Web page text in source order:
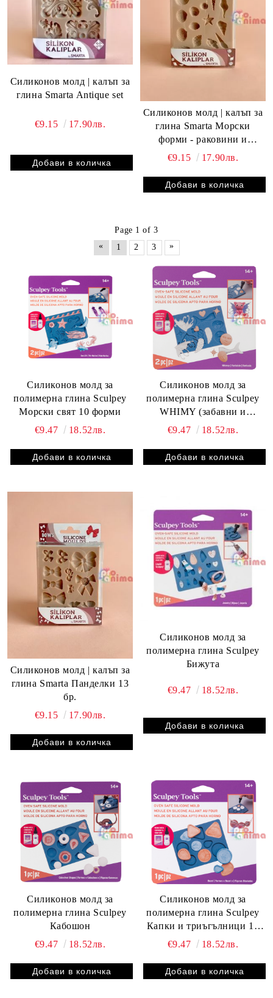
Силиконов молд | калъп за
глина Smarta Antique set
€9.15 17.90лв.
Силиконов молд | калъп за
глина Smarta Морски
форми - раковини и
мидички 17 бр.
€9.15 17.90лв.
Page 1 of 3
«
1 2 3 »
Силиконов молд за
полимерна глина Sculpey
Морски свят 10 форми
€9.47
18.52лв.
Силиконов молд за
полимерна глина Sculpey
WHIMY (забавни и
причудливи форми) 11
€9.47 18.52лв.
Силиконов молд | калъп за
глина Smarta Панделки 13
бр.
€9.15
17.90лв.
Силиконов молд за
полимерна глина Sculpey
Бижута
€9.47 18.52лв.
Силиконов молд за
полимерна глина Sculpey
Кабошон
€9.47
18.52лв.
Силиконов молд за
полимерна глина Sculpey
Капки и триъгълници 12
форми
€9.47 18.52лв.